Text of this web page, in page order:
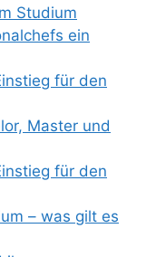
Studium
ein
für den
Master und
für den
– was gilt es